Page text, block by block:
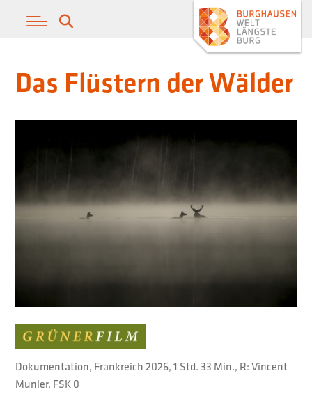
Das Flüstern der Wälder
Dokumentation, Frankreich 2026, 1 Std. 33 Min., R: Vincent
Munier, FSK 0